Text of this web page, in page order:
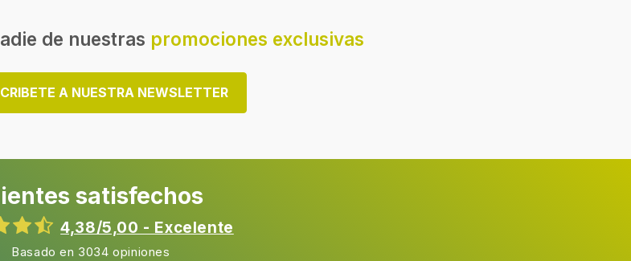
de nuestras promociones exclusivas
A NUESTRA NEWSLETTER
satisfechos
4,38/5,00 - Excelente
Basado en 3034 opiniones